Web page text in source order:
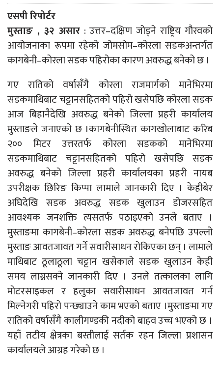
एसपी रिपोर्टर
मुस्ताङ , ३२ असार: उत्तर–दक्षिण जोड्ने राष्ट्रिय गौरवको
आयोजनाका रूपमा रहेको जोमसोम–कोरला सडकअन्तर्गत
कागबेनी–कोरला सडक पहिरोका कारण अवरुद्ध बनेको छ ।
गए रातिको वर्षासँगै कोरला राजमार्गको मानेभिरमा
सडकमाथिबाट चट्टानसहितको पहिरो खसेपछि कोरला सडक
आज बिहानैदेखि अवरुद्ध बनेको जिल्ला प्रहरी कार्यालय
मुस्ताङले जनाएको छ ।कागबेनीस्थित कागखोलाबाट करिब
२०० मिटर उत्तरतर्फ कोरला सडकको मानेभिरमा
सडकमाथिबाट चट्टानसहितको पहिरो खसेपछि सडक
अवरुद्ध बनेको जिल्ला प्रहरी कार्यालयका प्रहरी नायब
उपरीक्षक छिरिङ किप्पा लामाले जानकारी दिए । केहीबेर
अघिदेखि सडक अवरुद्ध सडक खुलाउन डोजरसहित
आवश्यक जनशक्ति त्यसतर्फ पठाइएको उनले बताए ।
मुस्ताङमा कागबेनी–कोरला सडक अवरुद्ध बनेपछि उपल्लो
मुस्ताङ आवतजावत गर्ने सवारीसाधन रोकिएका छन् । लामाले
माथिबाट ठूलाठूला चट्टान खसेकाले सडक खुलाउन केही
समय लाग्नसक्ने जानकारी दिए । उनले तत्कालका लागि
मोटरसाइकल र हलुका सवारीसाधन आवतजावत गर्न
मिल्नेगरी पहिरो पन्छ्याउने काम भएको बताए ।मुस्ताङमा गए
रातिको वर्षासँगै कालीगण्डकी नदीको बाहव उच्च भएको छ ।
यहाँ तटीय क्षेत्रका बस्तीलाई सर्तक रहन जिल्ला प्रशासन
कार्यालयले आग्रह गरेको छ ।